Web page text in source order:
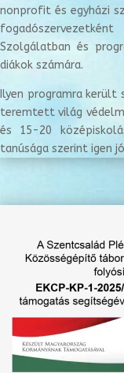
nonprofit és egyházi
Szolgálatban és
diákok számára.
Ilyen programra került
teremtett világ
és 15-20
tanúsága szerint igen